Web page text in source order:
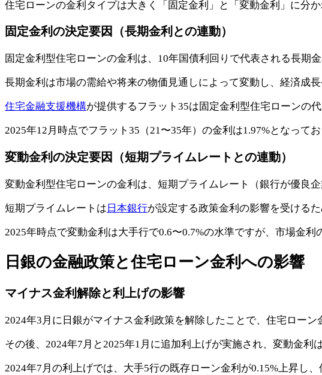
住宅ローンの金利タイプは大きく「固定金利」と「変動金利」に分
固定金利の決定要因（長期金利との連動）
固定金利型住宅ローンの金利は、10年国債利回りで代表される長期金
長期金利は市場の需給や将来の物価見通しによって変動し、経済成
住宅金融支援機構が提供するフラット35は固定金利型住宅ローンの
2025年12月時点でフラット35（21〜35年）の金利は1.97%となって
変動金利の決定要因（短期プライムレートとの連動）
変動金利型住宅ローンの金利は、短期プライムレート（銀行が優良
短期プライムレートは 日本銀行が設定する政策金利の影響を受ける
2025年時点で変動金利は大手行で0.6〜0.7%の水準ですが、市場金
日銀の金融政策と住宅ローン金利への影響
マイナス金利解除と利上げの影響
2024年3月に日銀がマイナス金利政策を解除したことで、住宅ローン
その後、2024年7月と2025年1月に追加利上げが実施され、変動金利
2024年7月の利上げでは、大手5行の既存ローン金利が0.15%上昇し